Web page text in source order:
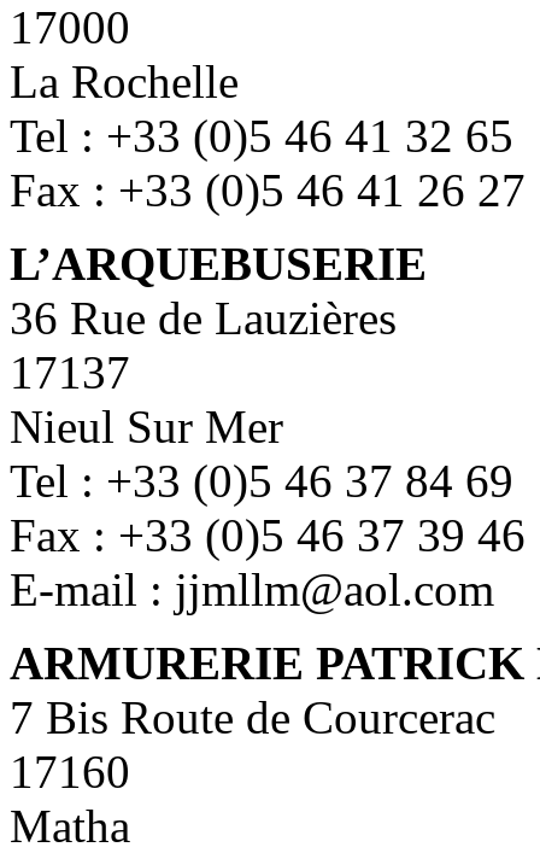
17000
La Rochelle
Tel : +33 (0)5 46 41 32 65
Fax : +33 (0)5 46 41 26 27
L’ARQUEBUSERIE
36 Rue de Lauzières
17137
Nieul Sur Mer
Tel : +33 (0)5 46 37 84 69
Fax : +33 (0)5 46 37 39 46
E-mail : jjmllm@aol.com
ARMURERIE PATRICK
7 Bis Route de Courcerac
17160
Matha